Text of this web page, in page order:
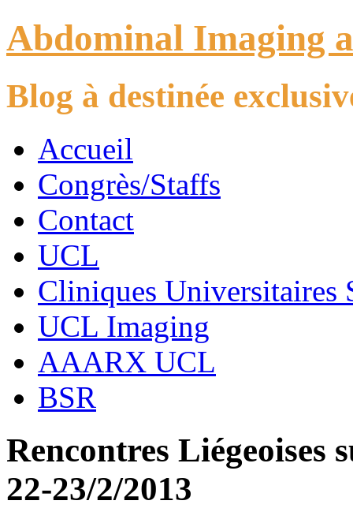
Abdominal Imaging
Blog à destinée
Accueil
Congrès/Staffs
Contact
UCL
Cliniques Universitaires
UCL Imaging
AAARX UCL
BSR
Rencontres
22-23/2/2013